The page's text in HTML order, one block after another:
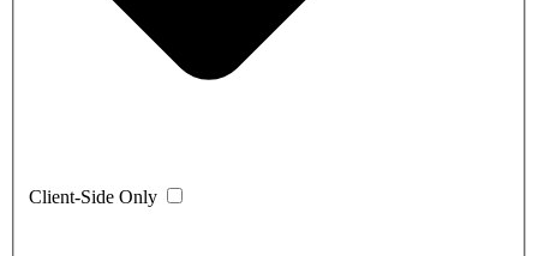
Client-Side Only